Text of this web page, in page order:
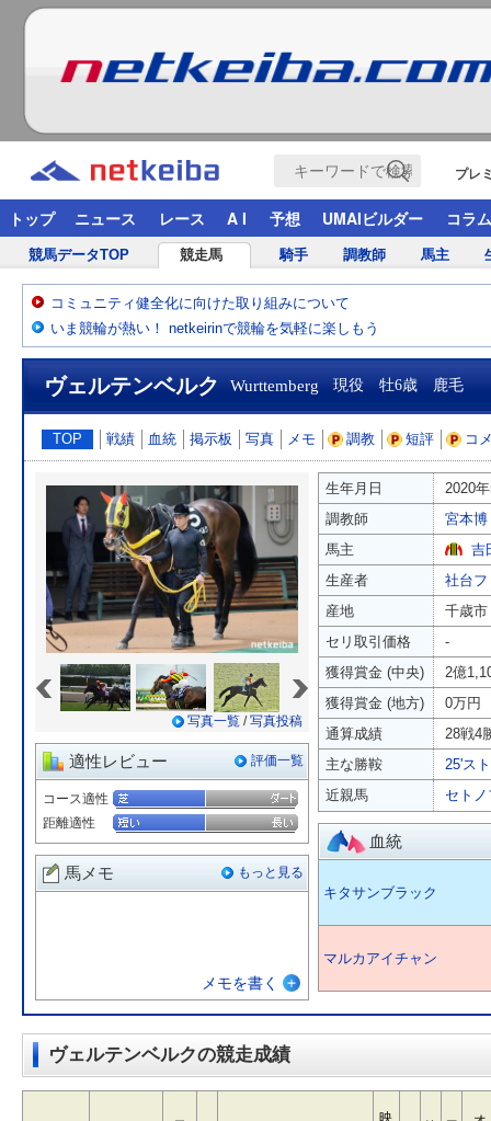
プレ
トップ ニュース レース A I 予想 UMAIビルダー コラム
競馬データTOP 競走馬 騎手 調教師 馬主
コミュニティ健全化に向けた取り組みについて
いま競輪が熱い！ netkeirinで競輪を気軽に楽しもう
ヴェルテンベルク Wurttemberg 現役 牡6歳 鹿毛
TOP 戦績 血統 掲示板 写真 メモ 調教 短評 コ
写真一覧 /写真投稿
適性レビュー 評価一覧
コース適性
距離適性
馬メモ もっと見る
メモを書く
生年月日
2020
調教師
宮本博
馬主
吉
生産者
社台フ
産地
千歳市
セリ取引価格
-
獲得賞金 (中央)
2億
獲得賞金 (地方)
0万円
通算成績
28戦4
主な勝鞍
25'ス
近親馬
セト
血統
キタサンブラック
マルカアイチャン
ヴェルテンベルクの競走成績
映